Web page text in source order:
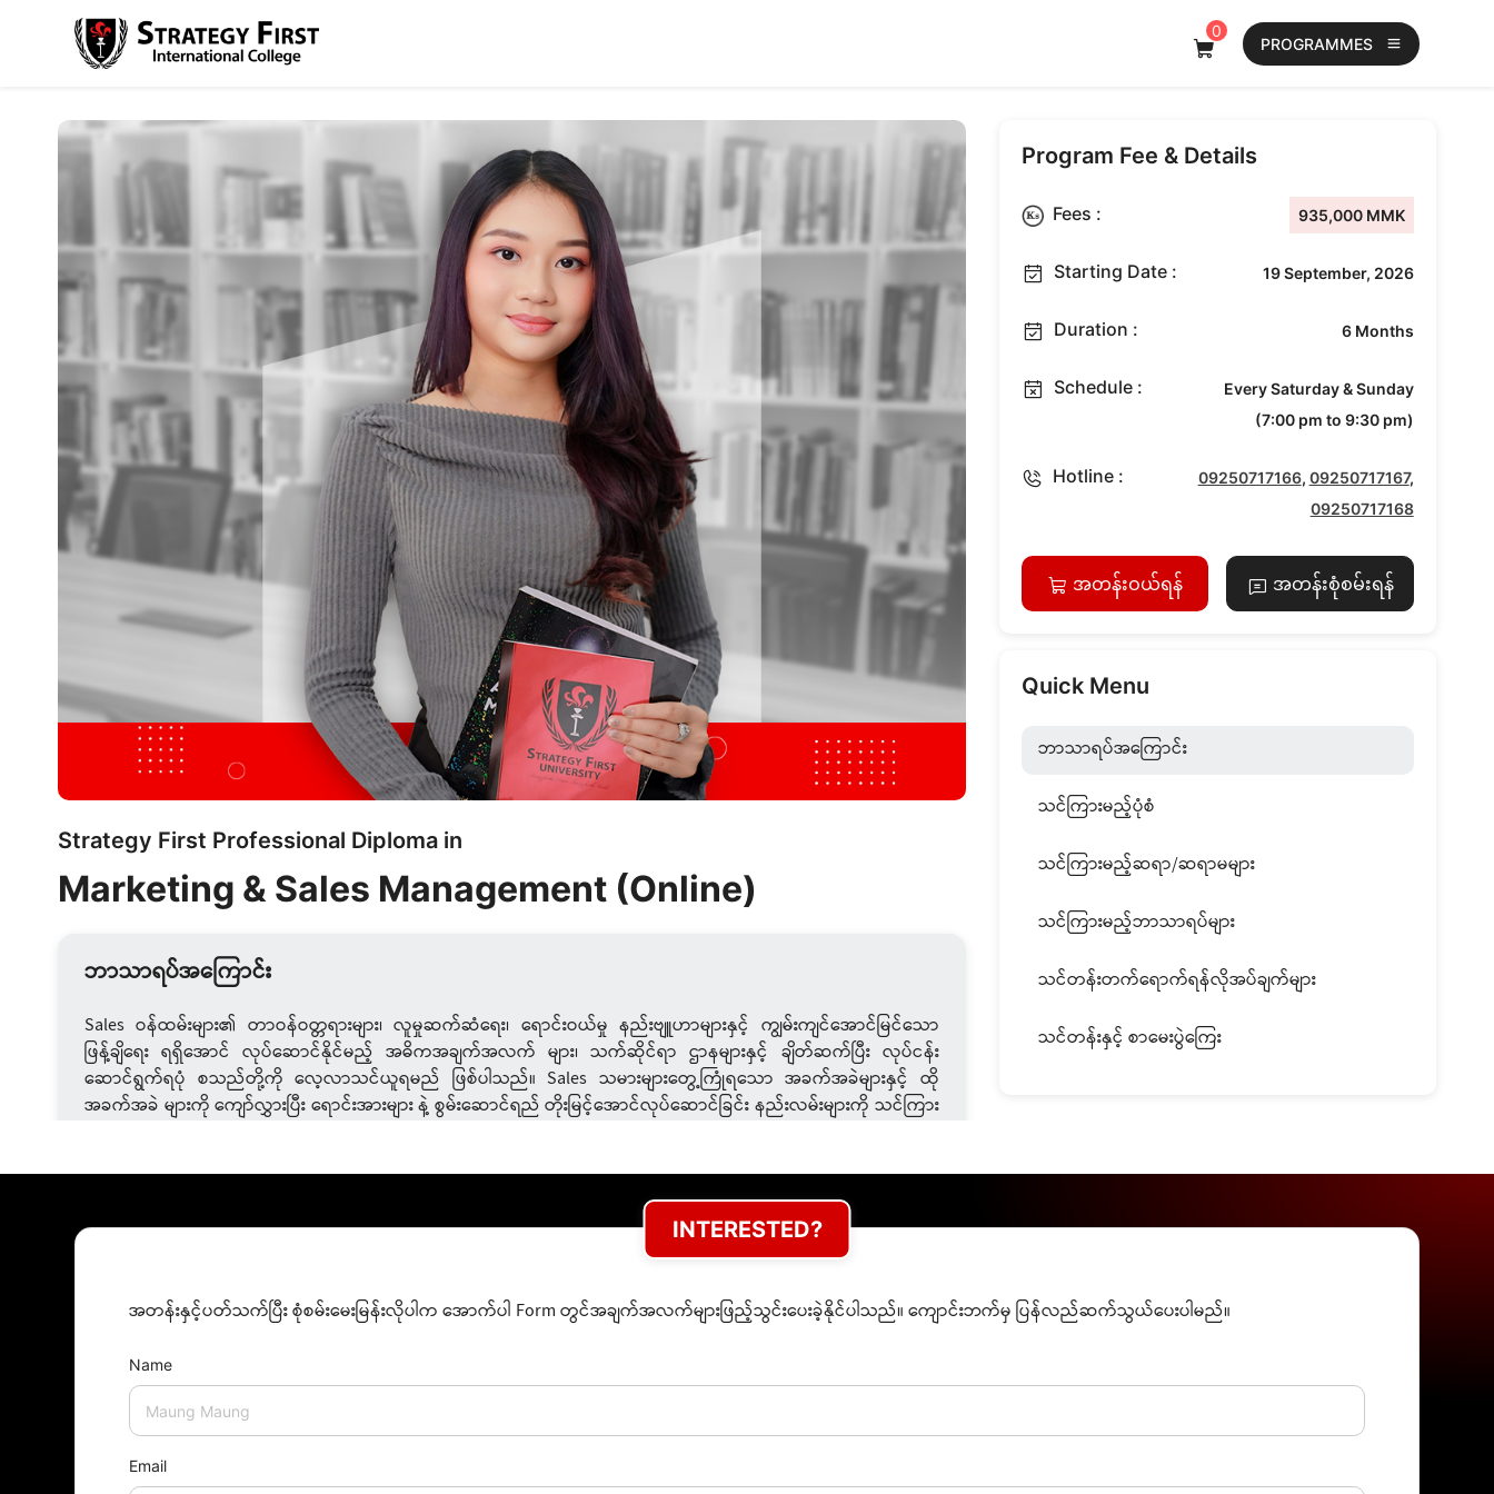
0
PROGRAMMES
Strategy First Professional Diploma in
Marketing & Sales Management (Online)
ဘာသာရပ်အကြောင်း
Sales ဝန်ထမ်းများ၏ တာဝန်ဝတ္တရားများ၊ လူမှုဆက်ဆံရေး၊ ရောင်းဝယ်မှု နည်းဗျူဟာများနှင့် ကျွမ်းကျင်အောင်မြင်သော
ဖြန့်ချိရေး ရရှိအောင် လုပ်ဆောင်နိုင်မည့် အဓိကအချက်အလက် များ၊ သက်ဆိုင်ရာ ဌာနများနှင့် ချိတ်ဆက်ပြီး လုပ်ငန်း
ဆောင်ရွက်ရပုံ စသည်တို့ကို လေ့လာသင်ယူရမည် ဖြစ်ပါသည်။ Sales သမားများတွေ့ကြုံရသော အခက်အခဲများနှင့် ထို
အခက်အခဲ များကို ကျော်လွှားပြီး ရောင်းအားများ နဲ့ စွမ်းဆောင်ရည် တိုးမြင့်အောင်လုပ်ဆောင်ခြင်း နည်းလမ်းများကို သင်ကြား
ခြင်း စတဲ့ အကြောင်းအရာများနဲ့ ပတ်သက်ပြီးလည်း လေ့လာသင်ကြားရမှာ ဖြစ်ပါတယ်။
ဘယ်သူတွေတက်ရောက်သင့်လဲ
မားကတ်တင်းနဲ့ Sales ပိုင်းတွင်လုပ်ကိုင်နေသူများ၊​
Sales ကို စိတ်ပါဝင်စားသူများ​
Sales ကို စနစ်တကျစီမံခန့်ခွဲလိုသူများ၊ ကျွမ်းကျင်အောင်မြင်သော ဖြန့်ချီရေးနှင့် အရောင်းမန်နေဂျာ ဖြစ်လိုသူများ​
Program Fee & Details
Fees : 935,000 MMK
Starting Date : 19 September, 2026
Duration : 6 Months
Schedule :
Every Saturday & Sunday
(7:00 pm to 9:30 pm)
Hotline : 09250717166, 09250717167,
09250717168
အတန်းဝယ်ရန် အတန်းစုံစမ်းရန်
Quick Menu
ဘာသာရပ်အကြောင်း
သင်ကြားမည့်ပုံစံ
သင်ကြားမည့်ဆရာ/ဆရာမများ
သင်ကြားမည့်ဘာသာရပ်များ
သင်တန်းတက်ရောက်ရန်လိုအပ်ချက်များ
သင်တန်းနှင့် စာမေးပွဲကြေး
INTERESTED?
အတန်းနှင့်ပတ်သက်ပြီး စုံစမ်းမေးမြန်းလိုပါက အောက်ပါ Form တွင်အချက်အလက်များဖြည့်သွင်းပေးခဲ့နိုင်ပါသည်။ ကျောင်းဘက်မှ ပြန်လည်ဆက်သွယ်ပေးပါမည်။
Name
Email